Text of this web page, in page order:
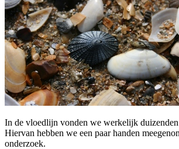
In de vloedlijn vonden we werkelijk duizenden
Hiervan hebben we een paar handen
onderzoek.